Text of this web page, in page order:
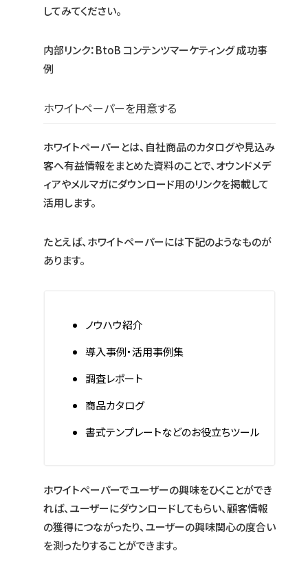
してみてください。
内部リンク：BtoB コンテンツマーケティング 成功事
例
ホワイトペーパーを用意する
ホワイトペーパーとは、自社商品のカタログや見込み
客へ有益情報をまとめた資料のことで、オウンドメデ
ィアやメルマガにダウンロード用のリンクを掲載して
活用します。
たとえば、ホワイトペーパーには下記のようなものが
あります。
ノウハウ紹介
導入事例・活用事例集
調査レポート
商品カタログ
書式テンプレートなどのお役立ちツール
ホワイトペーパーでユーザーの興味をひくことができ
れば、ユーザーにダウンロードしてもらい、顧客情報
の獲得につながったり、ユーザーの興味関心の度合い
を測ったりすることができます。